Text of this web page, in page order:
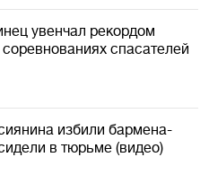
увенчал рекордом
спасателей
избили бармена-
в тюрьме (видео)